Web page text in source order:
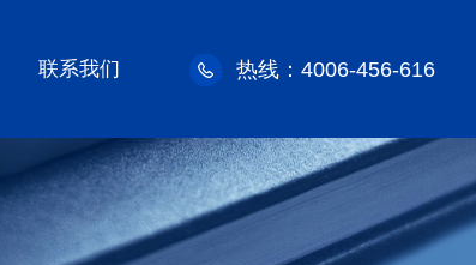
联系我们 热线：4006-456-616